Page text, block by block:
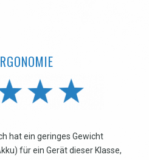
hat ein geringes Gewicht
für ein Gerät dieser Klasse,